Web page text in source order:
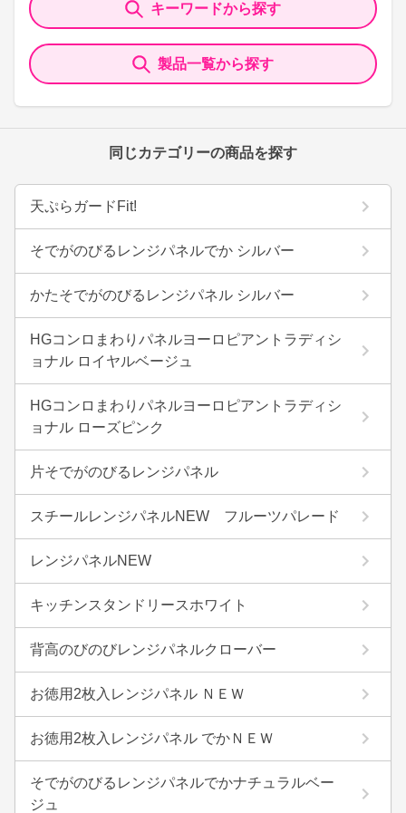
キーワードから探す
製品一覧から探す
同じカテゴリーの商品を探す
天ぷらガードFit!
そでがのびるレンジパネルでか シルバー
かたそでがのびるレンジパネル シルバー
HGコンロまわりパネルヨーロピアントラディシ
ョナル ロイヤルベージュ
HGコンロまわりパネルヨーロピアントラディシ
ョナル ローズピンク
片そでがのびるレンジパネル
スチールレンジパネルNEW フルーツパレード
レンジパネルNEW
キッチンスタンドリースホワイト
背高のびのびレンジパネルクローバー
お徳用2枚入レンジパネル ＮＥＷ
お徳用2枚入レンジパネル でかＮＥＷ
そでがのびるレンジパネルでかナチュラルベー
ジュ